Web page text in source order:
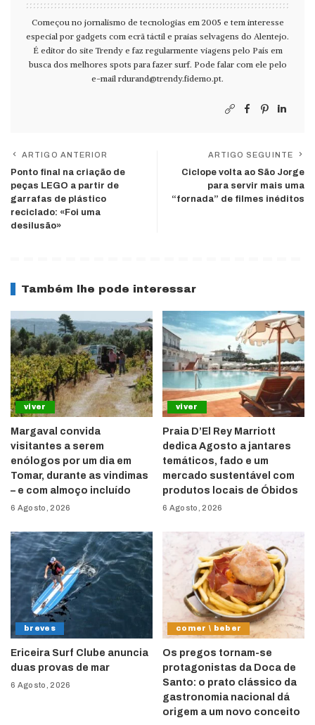
Começou no jornalismo de tecnologias em 2005 e tem interesse
especial por gadgets com ecrã táctil e praias selvagens do Alentejo.
É editor do site Trendy e faz regularmente viagens pelo País em
busca dos melhores spots para fazer surf. Pode falar com ele pelo
e-mail rdurand@trendy.fidemo.pt.
ARTIGO ANTERIOR
Ponto final na criação de
peças LEGO a partir de
garrafas de plástico
reciclado: «Foi uma
desilusão»
ARTIGO SEGUINTE
Ciclope volta ao São Jorge
para servir mais uma
“fornada” de filmes inéditos
Também lhe pode interessar
viver
Margaval convida
visitantes a serem
enólogos por um dia em
Tomar, durante as vindimas
– e com almoço incluído
6 Agosto, 2026
viver
Praia D’El Rey Marriott
dedica Agosto a jantares
temáticos, fado e um
mercado sustentável com
produtos locais de Óbidos
6 Agosto, 2026
breves
Ericeira Surf Clube anuncia
duas provas de mar
6 Agosto, 2026
comer \ beber
Os pregos tornam-se
protagonistas da Doca de
Santo: o prato clássico da
gastronomia nacional dá
origem a um novo conceito